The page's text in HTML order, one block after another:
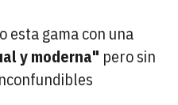
esta gama con una
y moderna" pero sin